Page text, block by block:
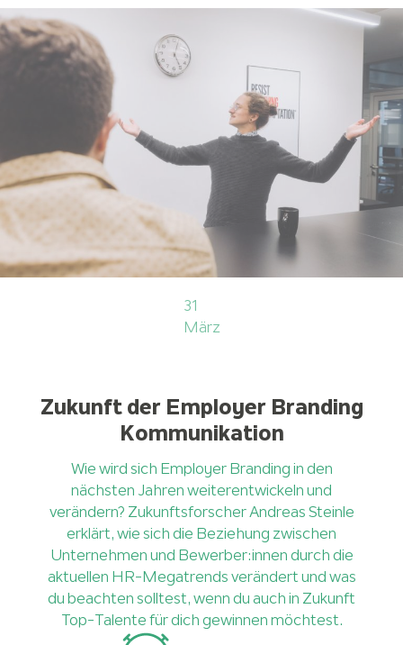
31
März
Zukunft der Employer Branding
Kommunikation
Wie wird sich Employer Branding in den
nächsten Jahren weiterentwickeln und
verändern? Zukunftsforscher Andreas Steinle
erklärt, wie sich die Beziehung zwischen
Unternehmen und Bewerber:innen durch die
aktuellen HR-Megatrends verändert und was
du beachten solltest, wenn du auch in Zukunft
Top-Talente für dich gewinnen möchtest.